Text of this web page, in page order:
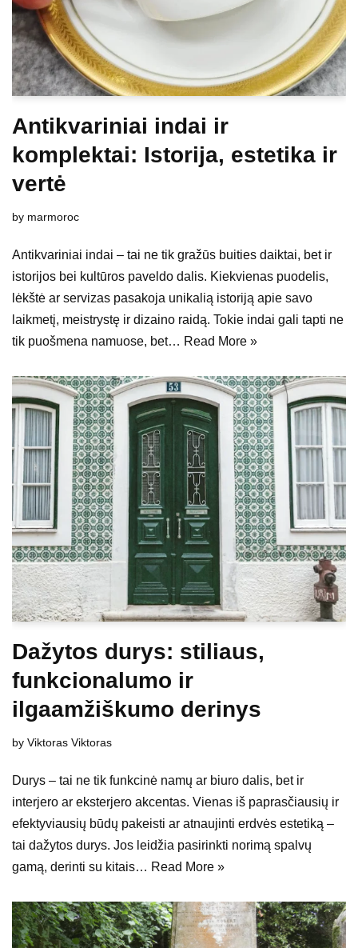
Antikvariniai indai ir
komplektai: Istorija, estetika ir
vertė
by marmoroc
Antikvariniai indai – tai ne tik gražūs buities daiktai, bet ir
istorijos bei kultūros paveldo dalis. Kiekvienas puodelis,
lėkštė ar servizas pasakoja unikalią istoriją apie savo
laikmetį, meistrystę ir dizaino raidą. Tokie indai gali tapti ne
tik puošmena namuose, bet… Read More »
Dažytos durys: stiliaus,
funkcionalumo ir
ilgaamžiškumo derinys
by Viktoras Viktoras
Durys – tai ne tik funkcinė namų ar biuro dalis, bet ir
interjero ar eksterjero akcentas. Vienas iš paprasčiausių ir
efektyviausių būdų pakeisti ar atnaujinti erdvės estetiką –
tai dažytos durys. Jos leidžia pasirinkti norimą spalvų
gamą, derinti su kitais… Read More »